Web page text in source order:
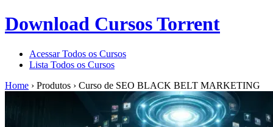
Download Cursos Torrent
Acessar Todos os Cursos
Lista Todos os Cursos
Home › Produtos › Curso de SEO BLACK BELT MARKETING